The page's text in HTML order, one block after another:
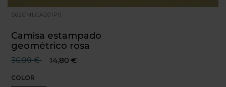
S62CMLCA201P0
Camisa estampado
geométrico rosa
Precio reducido desde
36,99 €hasta
14,80 €
COLOR